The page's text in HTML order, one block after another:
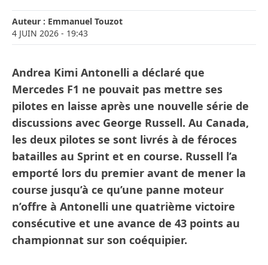
Auteur : Emmanuel Touzot
4 JUIN 2026 - 19:43
Andrea Kimi Antonelli a déclaré que
Mercedes F1 ne pouvait pas mettre ses
pilotes en laisse après une nouvelle série de
discussions avec George Russell. Au Canada,
les deux pilotes se sont livrés à de féroces
batailles au Sprint et en course. Russell l’a
emporté lors du premier avant de mener la
course jusqu’à ce qu’une panne moteur
n’offre à Antonelli une quatrième victoire
consécutive et une avance de 43 points au
championnat sur son coéquipier.